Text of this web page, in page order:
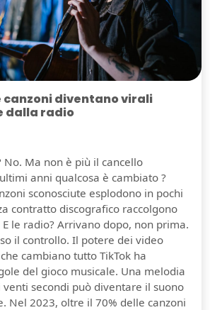
canzoni diventano virali
dalla radio
No. Ma non è più il cancello
anni qualcosa è cambiato ?
sconosciute esplodono in pochi
contratto discografico raccolgono
le radio? Arrivano dopo, non prima.
il controllo. Il potere dei video
cambiano tutto TikTok ha
del gioco musicale. Una melodia
secondi può diventare il suono
Nel 2023, oltre il 70% delle canzoni